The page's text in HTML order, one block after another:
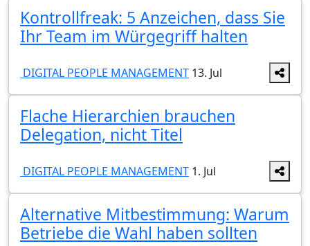
Kontrollfreak: 5 Anzeichen, dass Sie
Ihr Team im Würgegriff halten
DIGITAL PEOPLE MANAGEMENT 13. Jul
Flache Hierarchien brauchen
Delegation, nicht Titel
DIGITAL PEOPLE MANAGEMENT 1. Jul
Alternative Mitbestimmung: Warum
Betriebe die Wahl haben sollten